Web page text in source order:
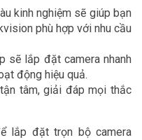
kinh nghiệm sẽ giúp bạn
phù hợp với nhu cầu
sẽ lắp đặt camera nhanh
động hiệu quả.
tâm, giải đáp mọi thắc
lắp đặt trọn bộ camera